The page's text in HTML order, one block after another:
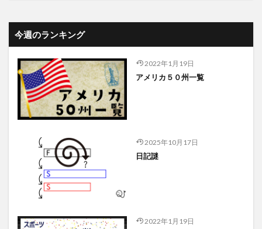
今週のランキング
2022年1月19日
アメリカ５０州一覧
2025年10月17日
日記謎
2022年1月19日